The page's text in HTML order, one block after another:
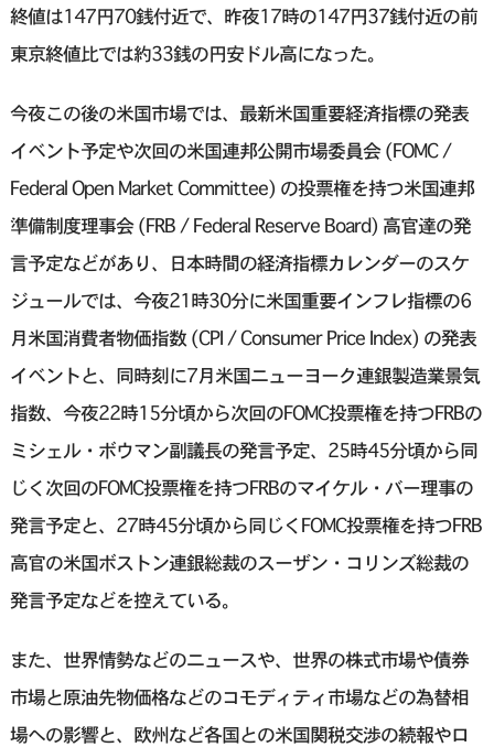
終値は147円70銭付近で、昨夜17時の147円37銭付近の前
東京終値比では約33銭の円安ドル高になった。
今夜この後の米国市場では、最新米国重要経済指標の発表
イベント予定や次回の米国連邦公開市場委員会 (FOMC /
Federal Open Market Committee) の投票権を持つ米国連邦
準備制度理事会 (FRB / Federal Reserve Board) 高官達の発
言予定などがあり、日本時間の経済指標カレンダーのスケ
ジュールでは、今夜21時30分に米国重要インフレ指標の6
月米国消費者物価指数 (CPI / Consumer Price Index) の発表
イベントと、同時刻に7月米国ニューヨーク連銀製造業景気
指数、今夜22時15分頃から次回のFOMC投票権を持つFRBの
ミシェル・ボウマン副議長の発言予定、25時45分頃から同
じく次回のFOMC投票権を持つFRBのマイケル・バー理事の
発言予定と、27時45分頃から同じくFOMC投票権を持つFRB
高官の米国ボストン連銀総裁のスーザン・コリンズ総裁の
発言予定などを控えている。
また、世界情勢などのニュースや、世界の株式市場や債券
市場と原油先物価格などのコモディティ市場などの為替相
場への影響と、欧州など各国との米国関税交渉の続報やロ